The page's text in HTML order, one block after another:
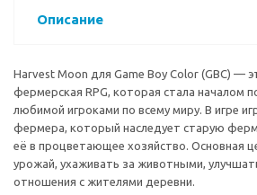
Описание
Harvest Moon для Game Boy Color (GBC) —
фермерская RPG, которая стала началом
любимой игроками по всему миру. В игре
фермера, который наследует старую
её в процветающее хозяйство. Основная
урожай, ухаживать за животными,
отношения с жителями деревни.